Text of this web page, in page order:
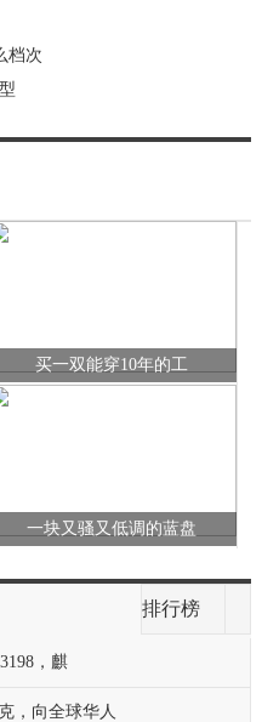
档次
买一双能穿10年的工
一块又骚又低调的蓝盘
排行榜
，麒
，向全球华人